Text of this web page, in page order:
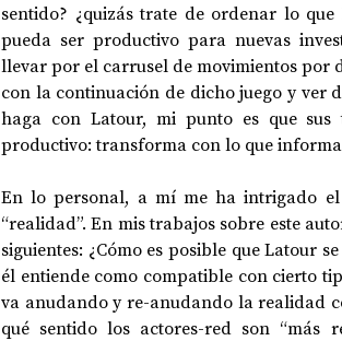
sentido? ¿quizás trate de ordenar lo
pueda ser productivo para nuevas
llevar por el carrusel de movimientos por
con la continuación de dicho juego y ver
haga con Latour, mi punto es que
productivo: transforma con lo que
En lo personal, a mí me ha intrigado
“realidad”. En mis trabajos sobre este
siguientes: ¿Cómo es posible que Latour
él entiende como compatible con cierto
va anudando y re-anudando la realidad
qué sentido los actores-red son “más